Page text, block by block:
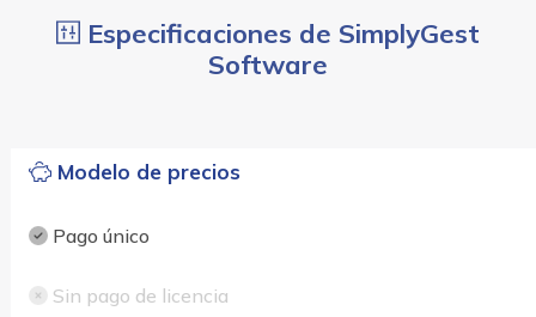
Especificaciones de SimplyGest
Software
Modelo de precios
Pago único
Sin pago de licencia